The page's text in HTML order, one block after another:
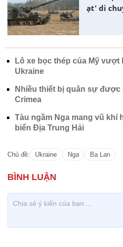
ạt’ di
Lô xe bọc thép của Mỹ vượt
Ukraine
Nhiều thiết bị quân sự được
Crimea
Tàu ngầm Nga mang vũ khí
biển Địa Trung Hải
Chủ đề: Ukraine Nga Ba Lan